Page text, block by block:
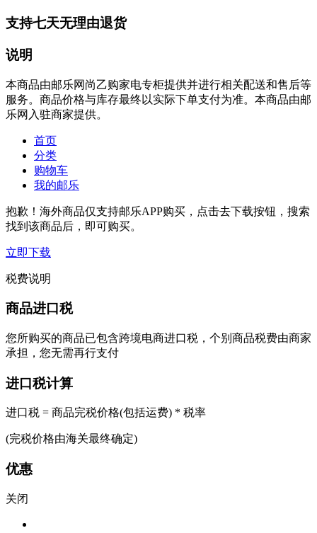
支持七天无理由退货
说明
本商品由邮乐网尚乙购家电专柜提供并进行相关配送和售后等
服务。商品价格与库存最终以实际下单支付为准。本商品由邮
乐网入驻商家提供。
首页
分类
购物车
我的邮乐
抱歉！海外商品仅支持邮乐APP购买，点击去下载按钮，搜索
找到该商品后，即可购买。
立即下载
税费说明
商品进口税
您所购买的商品已包含跨境电商进口税，个别商品税费由商家
承担，您无需再行支付
进口税计算
进口税 = 商品完税价格(包括运费) * 税率
(完税价格由海关最终确定)
优惠
关闭